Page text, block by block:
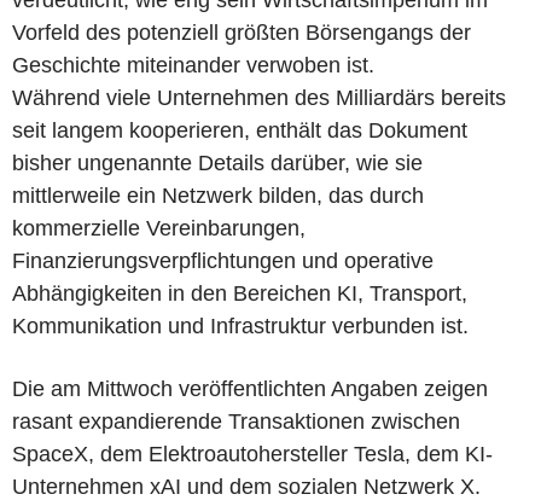
Vorfeld des potenziell größten Börsengangs der
Geschichte miteinander verwoben ist.
Während viele Unternehmen des Milliardärs bereits
seit langem kooperieren, enthält das Dokument
bisher ungenannte Details darüber, wie sie
mittlerweile ein Netzwerk bilden, das durch
kommerzielle Vereinbarungen,
Finanzierungsverpflichtungen und operative
Abhängigkeiten in den Bereichen KI, Transport,
Kommunikation und Infrastruktur verbunden ist.
Die am Mittwoch veröffentlichten Angaben zeigen
rasant expandierende Transaktionen zwischen
SpaceX, dem Elektroautohersteller Tesla, dem KI-
Unternehmen xAI und dem sozialen Netzwerk X.